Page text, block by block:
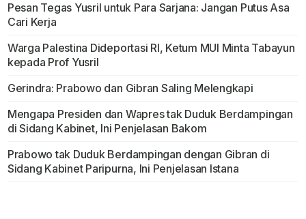
Pesan Tegas Yusril untuk Para Sarjana: Jangan Putus Asa
Cari Kerja
Warga Palestina Dideportasi RI, Ketum MUI Minta Tabayun
kepada Prof Yusril
Gerindra: Prabowo dan Gibran Saling Melengkapi
Mengapa Presiden dan Wapres tak Duduk Berdampingan
di Sidang Kabinet, Ini Penjelasan Bakom
Prabowo tak Duduk Berdampingan dengan Gibran di
Sidang Kabinet Paripurna, Ini Penjelasan Istana